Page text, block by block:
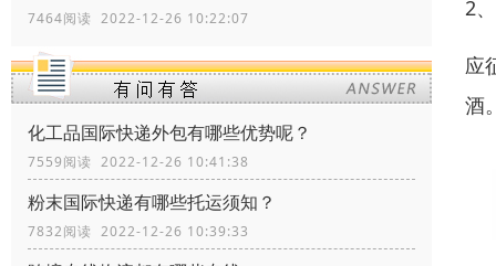
7464阅读 2022-12-26 10:22:07
化工品国际快递外包有哪些优势呢？
7559阅读 2022-12-26 10:41:38
粉末国际快递有哪些托运须知？
7832阅读 2022-12-26 10:39:33
2
应
酒